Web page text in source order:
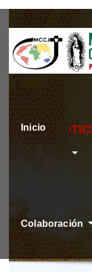
Skip
content
Inicio
Colaboración